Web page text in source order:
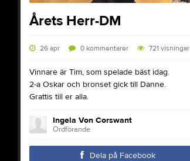
Årets Herr-DM
26 apr 0 kommentarer 721 visningar
Vinnare är Tim, som spelade bäst idag.
2-a Oskar och bronset gick till Danne.
Grattis till er alla.
Ingela Von Corswant
Ordförande
Dela på Facebook